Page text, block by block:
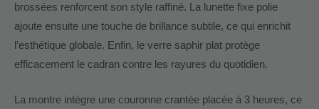
brossées renforcent son style raffiné. La lunette fixe polie
ajoute ensuite une touche de brillance subtile, ce qui enrichit
l’esthétique globale. Enfin, le verre saphir plat protège
efficacement le cadran contre les rayures du quotidien.
La montre intègre une couronne crantée placée à 3 heures, ce